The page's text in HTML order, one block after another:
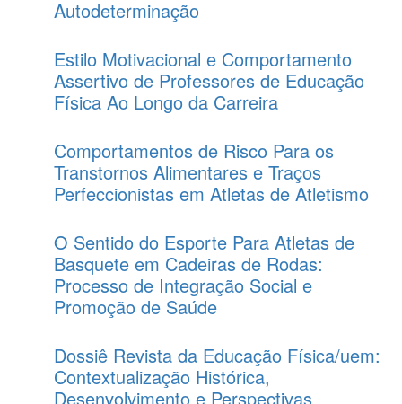
Autodeterminação
Estilo Motivacional e Comportamento
Assertivo de Professores de Educação
Física Ao Longo da Carreira
Comportamentos de Risco Para os
Transtornos Alimentares e Traços
Perfeccionistas em Atletas de Atletismo
O Sentido do Esporte Para Atletas de
Basquete em Cadeiras de Rodas:
Processo de Integração Social e
Promoção de Saúde
Dossiê Revista da Educação Física/uem:
Contextualização Histórica,
Desenvolvimento e Perspectivas